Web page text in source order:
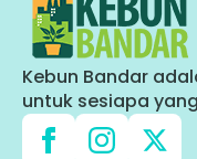
Kebun Bandar
untuk sesiapa